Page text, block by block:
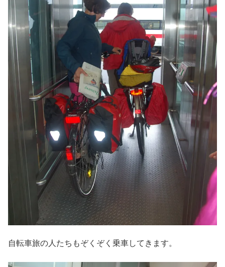
自転車旅の人たちもぞくぞく乗車してきます。